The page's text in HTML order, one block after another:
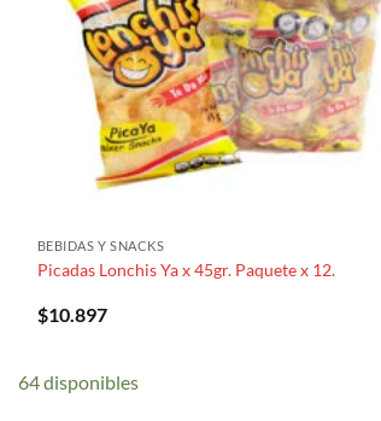
BEBIDAS Y SNACKS
Picadas Lonchis Ya x 45gr. Paquete x 12.
$10.897
64 disponibles